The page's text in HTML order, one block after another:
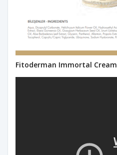
Fitoderman Immortal Cream